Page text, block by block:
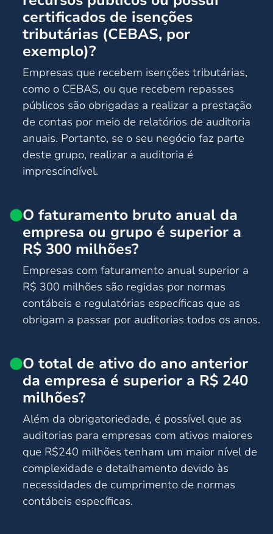
certificados de isenções
tributárias (CEBAS, por
exemplo)?
Empresas que recebem isenções tributárias,
como o CEBAS, ou que recebem repasses
públicos são obrigadas a realizar a prestação
de contas por meio de relatórios de auditoria
anuais. Portanto, se o seu negócio faz parte
deste grupo, realizar a auditoria é
imprescindível.
O faturamento bruto anual da
empresa ou grupo é superior a
R$ 300 milhões?
Empresas com faturamento anual superior a
R$ 300 milhões são regidas por normas
contábeis e regulatórias específicas que as
obrigam a passar por auditorias todos os anos.
O total de ativo do ano anterior
da empresa é superior a R$ 240
milhões?
Além da obrigatoriedade, é possível que as
auditorias para empresas com ativos maiores
que R$240 milhões tenham um maior nível de
complexidade e detalhamento devido às
necessidades de cumprimento de normas
contábeis específicas.